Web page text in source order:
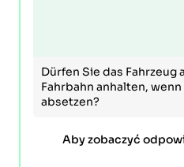
Dürfen Sie das
Fahrbahn anhalten,
absetzen?
Aby zobaczyć